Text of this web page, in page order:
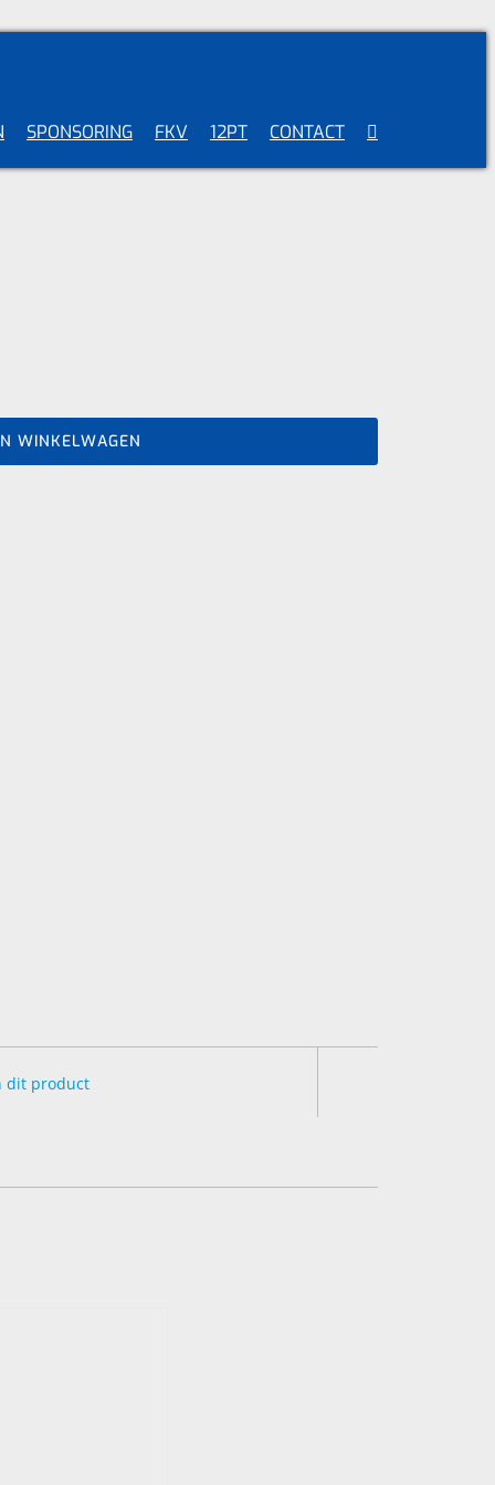
SPONSORING FKV 12PT CONTACT
WINKELWAGEN
dit product